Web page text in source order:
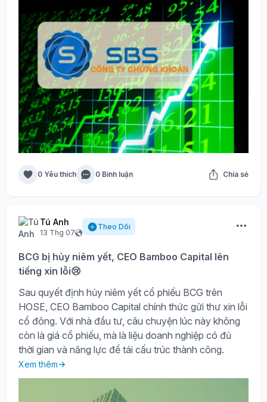
0 Yêu thích 0 Bình luận Chia sẻ
Tú Anh
13 Thg 07
Theo Dõi
BCG bị hủy niêm yết, CEO Bamboo Capital lên
tiếng xin lỗi😢
Sau quyết định hủy niêm yết cổ phiếu BCG trên
HOSE, CEO Bamboo Capital chính thức gửi thư xin lỗi
cổ đông. Với nhà đầu tư, câu chuyện lúc này không
còn là giá cổ phiếu, mà là liệu doanh nghiệp có đủ
thời gian và năng lực để tái cấu trúc thành công.
Xem thêm